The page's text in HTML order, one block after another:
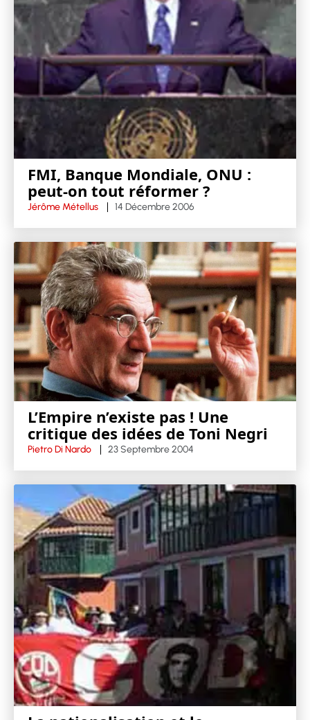
FMI, Banque Mondiale, ONU :
peut-on tout réformer ?
Jérôme Métellus 14 Décembre 2006
L’Empire n’existe pas ! Une
critique des idées de Toni Negri
Pietro Di Nardo 23 Septembre 2004